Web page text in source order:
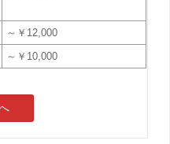
～￥12,000
～￥10,000